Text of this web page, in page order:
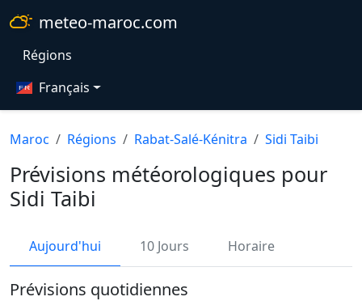
meteo-maroc.com
Régions
Français
Maroc Régions Rabat-Salé-Kénitra Sidi Taibi
Prévisions météorologiques pour
Sidi Taibi
Aujourd'hui 10 Jours Horaire
Prévisions quotidiennes